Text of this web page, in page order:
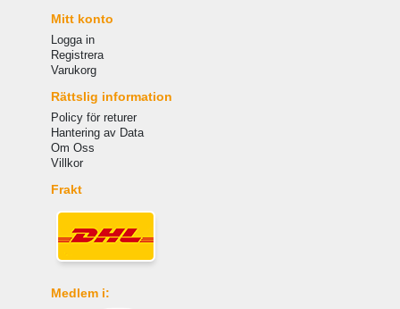
Mitt konto
Logga in
Registrera
Varukorg
Rättslig information
Policy för returer
Hantering av Data
Om Oss
Villkor
Frakt
Medlem i: